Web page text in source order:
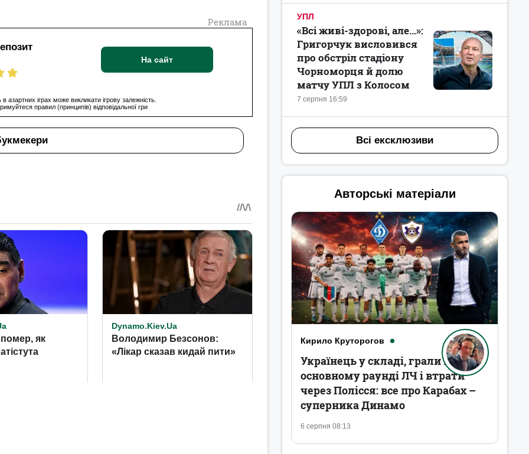
Реклама
На сайт
в азартних іграх може викликати ігрову залежність.
правил (принципів) відповідальної гри
УПЛ
7 серпня 16:59
«Всі живі-здорові, але...»:
Григорчук висловився
про обстріл стадіону
Чорноморця й долю
матчу УПЛ з Колосом
Всі ексклюзиви
Авторські матеріали
Кирило Круторогов
6 серпня 08:13
Українець у складі, грали в
основному раунді ЛЧ і втрати
через Полісся: все про Карабах –
суперника Динамо